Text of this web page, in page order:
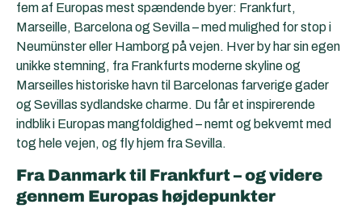
fem af Europas mest spændende byer: Frankfurt,
Marseille, Barcelona og Sevilla – med mulighed for stop i
Neumünster eller Hamborg på vejen. Hver by har sin egen
unikke stemning, fra Frankfurts moderne skyline og
Marseilles historiske havn til Barcelonas farverige gader
og Sevillas sydlandske charme. Du får et inspirerende
indblik i Europas mangfoldighed – nemt og bekvemt med
tog hele vejen, og fly hjem fra Sevilla.
Fra Danmark til Frankfurt – og videre
gennem Europas højdepunkter